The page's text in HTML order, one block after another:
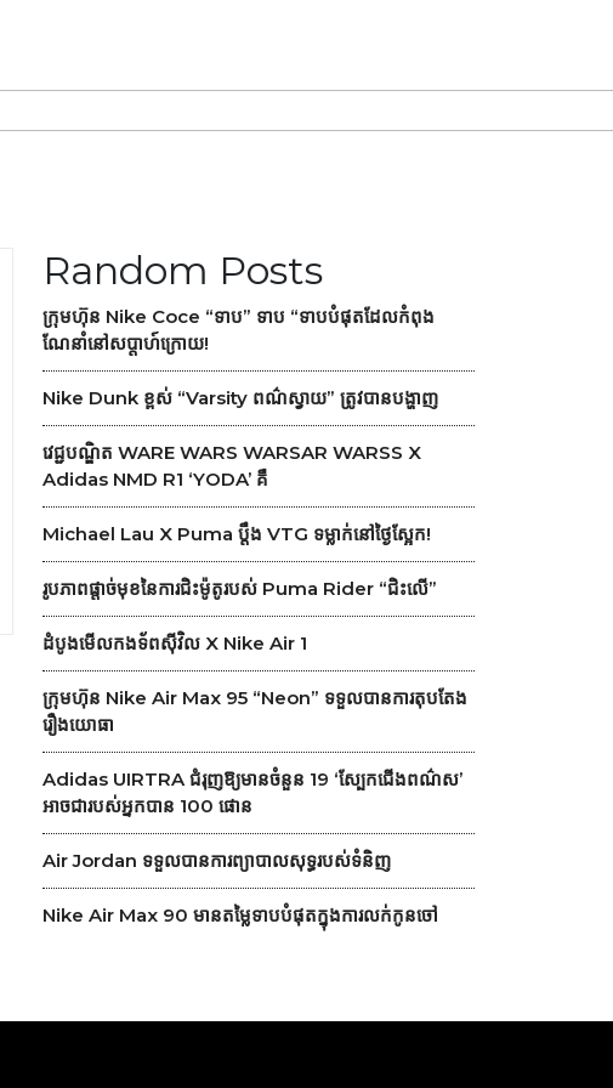
Random Posts
ក្រុមហ៊ុន Nike Coce “ទាប” ទាប “ទាបបំផុតដែលកំពុង
ណែនាំនៅសប្តាហ៍ក្រោយ!
Nike Dunk ខ្ពស់ “varsity ពណ៌ស្វាយ” ត្រូវបានបង្ហាញ
វេជ្ជបណ្ឌិត WARE WARS WARSAR WARSS X
Adidas NMD R1 ‘YODA’ គឺ
Michael Lau X Puma ប្តឹង VTG ទម្លាក់នៅថ្ងៃស្អែក!
រូបភាពផ្តាច់មុខនៃការជិះម៉ូតូរបស់ Puma Rider “ជិះលើ”
ដំបូងមើលកងទ័ពស៊ីវិល X Nike Air 1
ក្រុមហ៊ុន Nike Air Max 95 “Neon” ទទួលបានការតុបតែង
រឿងយោធា
Adidas UIRTRA ជំរុញឱ្យមានចំនួន 19 ‘ស្បែកជើងពណ៌ស’
អាចជារបស់អ្នកបាន 100 ផោន
Air Jordan ទទួលបានការព្យាបាលសុទ្ធរបស់ទំនិញ
Nike Air Max 90 មានតម្លៃទាបបំផុតក្នុងការលក់កូនចៅ